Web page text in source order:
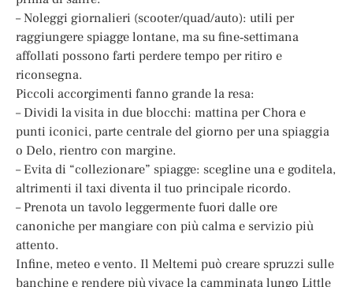
– Noleggi giornalieri (scooter/quad/auto): utili per
raggiungere spiagge lontane, ma su fine‑settimana
affollati possono farti perdere tempo per ritiro e
riconsegna.
Piccoli accorgimenti fanno grande la resa:
– Dividi la visita in due blocchi: mattina per Chora e
punti iconici, parte centrale del giorno per una spiaggia
o Delo, rientro con margine.
– Evita di “collezionare” spiagge: scegline una e goditela,
altrimenti il taxi diventa il tuo principale ricordo.
– Prenota un tavolo leggermente fuori dalle ore
canoniche per mangiare con più calma e servizio più
attento.
Infine, meteo e vento. Il Meltemi può creare spruzzi sulle
banchine e rendere più vivace la camminata lungo Little